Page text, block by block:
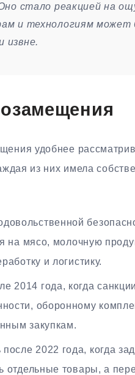
стало реакцией на
и технологиям может
извне.
удобнее
из них имела
на мясо, молочную
и логистику.
2014 года, когда
оборонному
закупкам.
после 2022 года, когда
отдельные товары, а